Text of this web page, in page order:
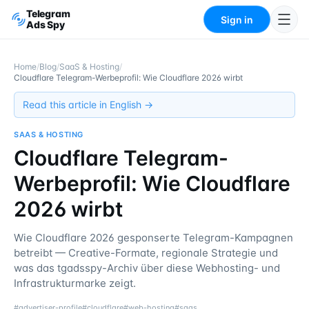
Telegram
Ads Spy
Sign in
Home/Blog/SaaS & Hosting/
Cloudflare Telegram-Werbeprofil: Wie Cloudflare 2026 wirbt
Read this article in English →
SAAS & HOSTING
Cloudflare Telegram-
Werbeprofil: Wie Cloudflare
2026 wirbt
Wie Cloudflare 2026 gesponserte Telegram-Kampagnen
betreibt — Creative-Formate, regionale Strategie und
was das tgadsspy-Archiv über diese Webhosting- und
Infrastrukturmarke zeigt.